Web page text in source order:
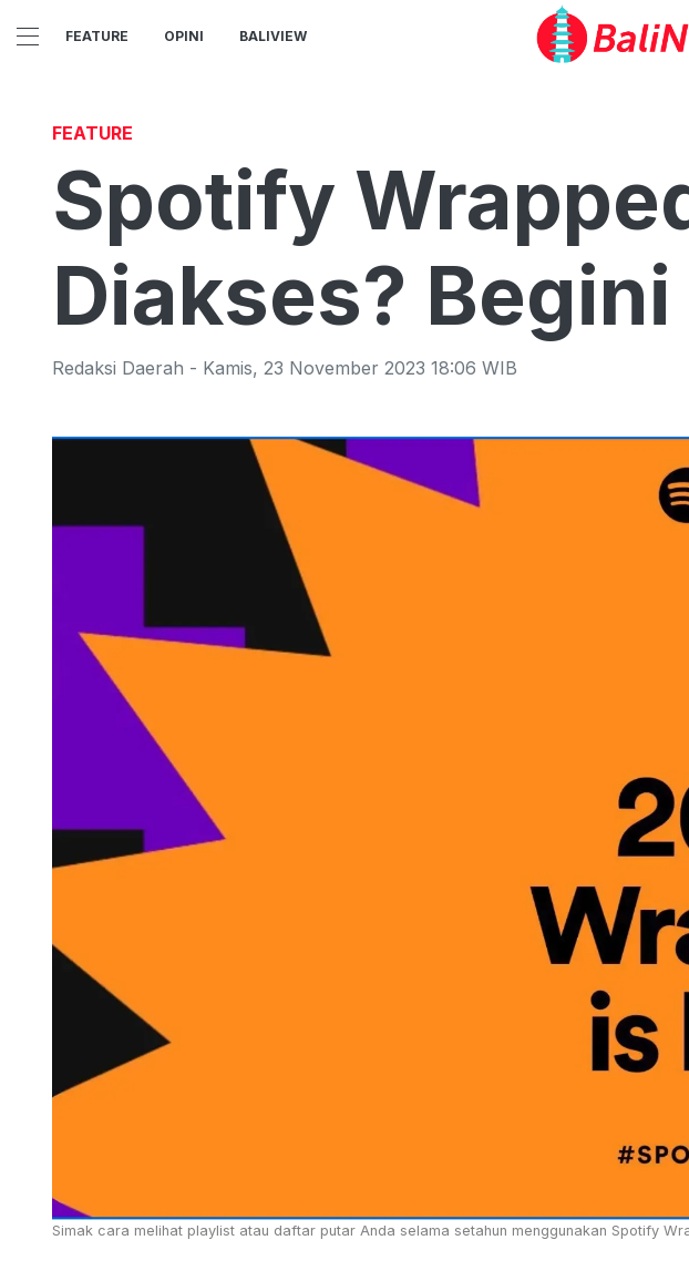
FEATURE OPINI BALIVIEW
FEATURE
Spotify
Diakses?
Redaksi Daerah - Kamis, 23 November 2023 18:06 WIB
Simak cara melihat playlist atau daftar putar Anda selama setahun menggunakan Spotify